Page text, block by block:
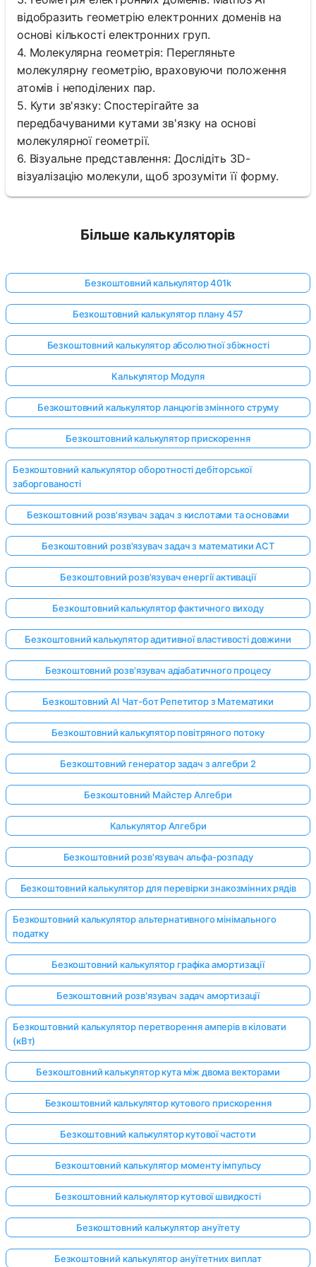
відобразить геометрію електронних доменів на
основі кількості електронних груп.
4. Молекулярна геометрія: Перегляньте
молекулярну геометрію, враховуючи положення
атомів і неподілених пар.
5. Кути зв'язку: Спостерігайте за
передбачуваними кутами зв'язку на основі
молекулярної геометрії.
6. Візуальне представлення: Дослідіть 3D-
візуалізацію молекули, щоб зрозуміти її форму.
Більше калькуляторів
Безкоштовний калькулятор 401k
Безкоштовний калькулятор плану 457
Безкоштовний калькулятор абсолютної збіжності
Калькулятор Модуля
Безкоштовний калькулятор ланцюгів змінного струму
Безкоштовний калькулятор прискорення
Безкоштовний калькулятор оборотності дебіторської
заборгованості
Безкоштовний розв'язувач задач з кислотами та основами
Безкоштовний розв'язувач задач з математики ACT
Безкоштовний розв'язувач енергії активації
Безкоштовний калькулятор фактичного виходу
Безкоштовний калькулятор адитивної властивості довжини
Безкоштовний розв'язувач адіабатичного процесу
Безкоштовний AI Чат-бот Репетитор з Математики
Безкоштовний калькулятор повітряного потоку
Безкоштовний генератор задач з алгебри 2
Безкоштовний Майстер Алгебри
Калькулятор Алгебри
Безкоштовний розв'язувач альфа-розпаду
Безкоштовний калькулятор для перевірки знакозмінних рядів
Безкоштовний калькулятор альтернативного мінімального
податку
Безкоштовний калькулятор графіка амортизації
Безкоштовний розв'язувач задач амортизації
Безкоштовний калькулятор перетворення амперів в кіловати
(кВт)
Безкоштовний калькулятор кута між двома векторами
Безкоштовний калькулятор кутового прискорення
Безкоштовний калькулятор кутової частоти
Безкоштовний калькулятор моменту імпульсу
Безкоштовний калькулятор кутової швидкості
Безкоштовний калькулятор ануїтету
Безкоштовний калькулятор ануїтетних виплат